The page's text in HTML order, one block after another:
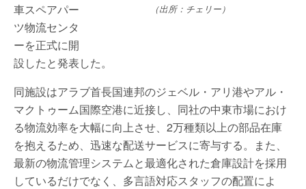
（出所：チェリー）
車スペアパー
ツ物流センタ
ーを正式に開
設したと発表した。
同施設はアラブ首長国連邦のジェベル・アリ港やアル・
マクトゥーム国際空港に近接し、同社の中東市場におけ
る物流効率を大幅に向上させ、2万種類以上の部品在庫
を抱えるため、迅速な配送サービスに寄与する。また、
最新の物流管理システムと最適化された倉庫設計を採用
しているだけでなく、多言語対応スタッフの配置によ